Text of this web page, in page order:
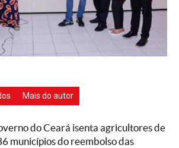
Mais do autor
do Ceará isenta agricultores de
municípios do reembolso das